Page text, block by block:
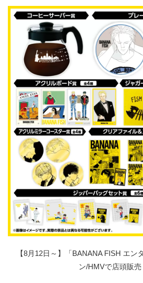
【8月12日～】「BANANA FISH エン
ン/HMVで店頭販売